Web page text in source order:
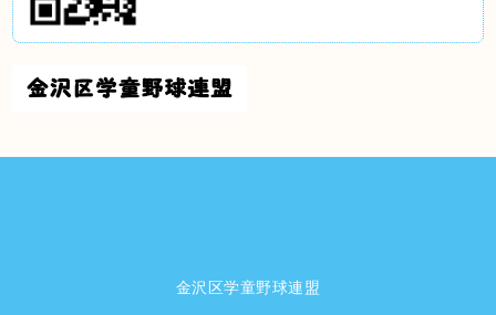
金沢区学童野球連盟